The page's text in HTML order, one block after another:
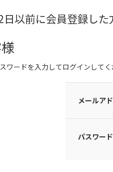
以前に会員登録した
ワードを入力してログインしてく
メールア
パスワード